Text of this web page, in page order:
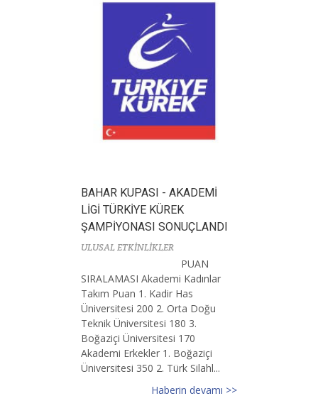
BAHAR KUPASI - AKADEMİ
LİGİ TÜRKİYE KÜREK
ŞAMPİYONASI SONUÇLANDI
ULUSAL ETKİNLİKLER
PUAN
SIRALAMASI Akademi Kadınlar
Takım Puan 1. Kadir Has
Üniversitesi 200 2. Orta Doğu
Teknik Üniversitesi 180 3.
Boğaziçi Üniversitesi 170
Akademi Erkekler 1. Boğaziçi
Üniversitesi 350 2. Türk Silahl...
Haberin devamı >>